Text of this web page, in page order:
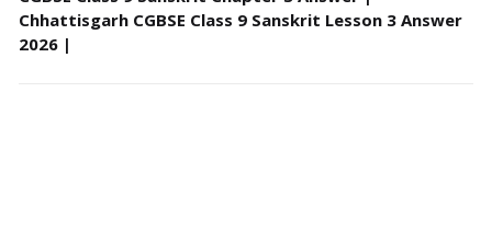
Chhattisgarh CGBSE Class 9 Sanskrit Lesson 3 Answer
2026 |